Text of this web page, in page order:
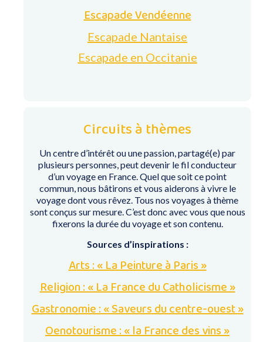
Escapade Vendéenne
Escapade Nantaise
Escapade en Occitanie
Circuits à thèmes
Un centre d’intérêt ou une passion, partagé(e) par
plusieurs personnes, peut devenir le fil conducteur
d’un voyage en France. Quel que soit ce point
commun, nous bâtirons et vous aiderons à vivre le
voyage dont vous rêvez. Tous nos voyages à thème
sont conçus sur mesure. C’est donc avec vous que nous
fixerons la durée du voyage et son contenu.
Sources d’inspirations :
Arts : « La Peinture à Paris »
Religion : « La France du Catholicisme »
Gastronomie : « Saveurs du centre-ouest »
Oenotourisme : « la France des vins »